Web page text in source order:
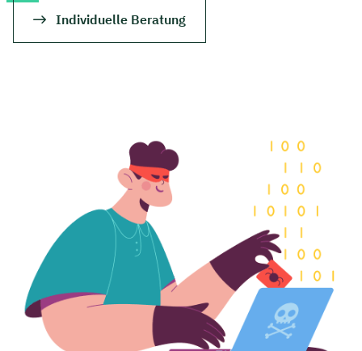
Individuelle Beratung